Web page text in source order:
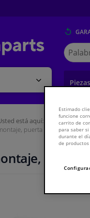
Buscar
en
está aquí: Página de
puerta
puerta
Estimado
funcione
carrito de
para saber
durante el
de